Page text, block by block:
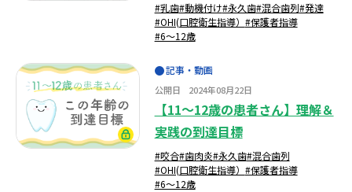
#乳歯#動機付け#永久歯#混合歯列#発達
#OHI(口腔衛生指導） #保護者指導
#6～12歳
記事・動画
公開日 2024年08月22日
【11～12歳の患者さん】理解＆
実践の到達目標
#咬合#歯肉炎#永久歯#混合歯列
#OHI(口腔衛生指導） #保護者指導
#6～12歳